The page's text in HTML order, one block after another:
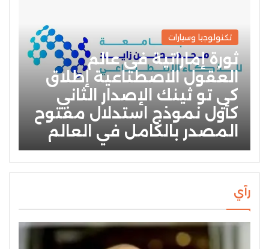
تكنولوجيا وسيارات
ثورة إماراتية في عالم
العقول الاصطناعية إطلاق
كي تو ثينك الإصدار الثاني
كأول نموذج استدلال مفتوح
المصدر بالكامل في العالم
رآي